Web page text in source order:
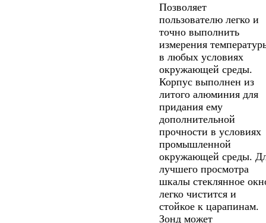
Позволяет
пользователю легко и
точно выполнить
измерения
в любых условиях
окружающей среды.
Корпус выполнен из
литого алюминия для
придания ему
дополнительной
прочности в условиях
промышленной
окружающей среды.
лучшего просмотра
шкалы стеклянное
легко чистится и
стойкое к царапинам.
Зонд может